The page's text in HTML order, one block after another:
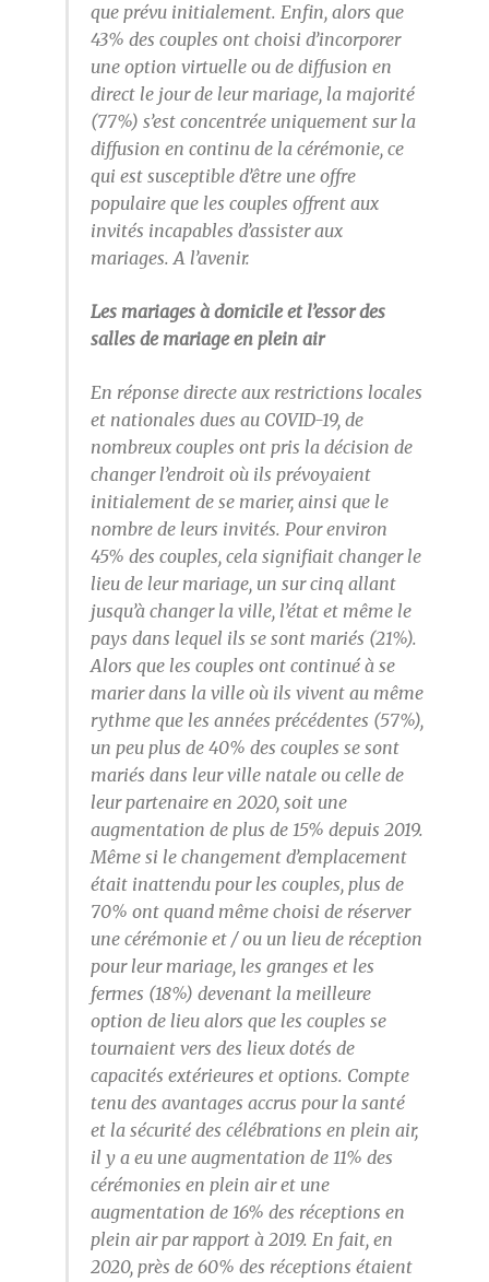
que prévu initialement. Enfin, alors que
43% des couples ont choisi d’incorporer
une option virtuelle ou de diffusion en
direct le jour de leur mariage, la majorité
(77%) s’est concentrée uniquement sur la
diffusion en continu de la cérémonie, ce
qui est susceptible d’être une offre
populaire que les couples offrent aux
invités incapables d’assister aux
mariages. A l’avenir.
Les mariages à domicile et l’essor des
salles de mariage en plein air
En réponse directe aux restrictions locales
et nationales dues au COVID-19, de
nombreux couples ont pris la décision de
changer l’endroit où ils prévoyaient
initialement de se marier, ainsi que le
nombre de leurs invités. Pour environ
45% des couples, cela signifiait changer le
lieu de leur mariage, un sur cinq allant
jusqu’à changer la ville, l’état et même le
pays dans lequel ils se sont mariés (21%).
Alors que les couples ont continué à se
marier dans la ville où ils vivent au même
rythme que les années précédentes (57%),
un peu plus de 40% des couples se sont
mariés dans leur ville natale ou celle de
leur partenaire en 2020, soit une
augmentation de plus de 15% depuis 2019.
Même si le changement d’emplacement
était inattendu pour les couples, plus de
70% ont quand même choisi de réserver
une cérémonie et / ou un lieu de réception
pour leur mariage, les granges et les
fermes (18%) devenant la meilleure
option de lieu alors que les couples se
tournaient vers des lieux dotés de
capacités extérieures et options. Compte
tenu des avantages accrus pour la santé
et la sécurité des célébrations en plein air,
il y a eu une augmentation de 11% des
cérémonies en plein air et une
augmentation de 16% des réceptions en
plein air par rapport à 2019. En fait, en
2020, près de 60% des réceptions étaient